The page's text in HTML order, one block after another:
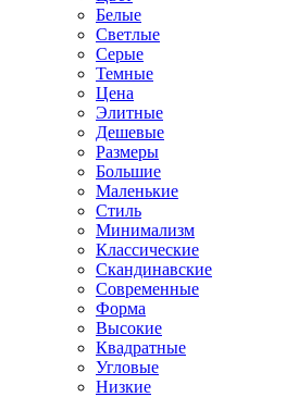
Белые
Светлые
Серые
Темные
Цена
Элитные
Дешевые
Размеры
Большие
Маленькие
Стиль
Минимализм
Классические
Скандинавские
Современные
Форма
Высокие
Квадратные
Угловые
Низкие